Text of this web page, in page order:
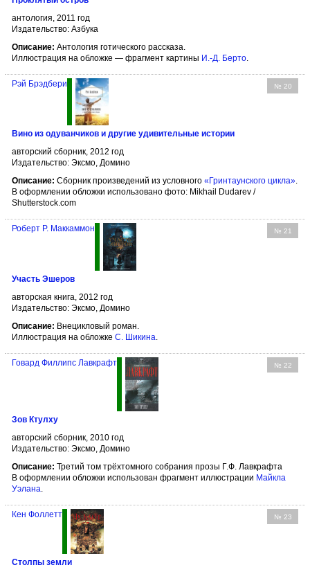
антология, 2011 год
Издательство: Азбука
Описание: Антология готического рассказа.
Иллюстрация на обложке — фрагмент картины И.-Д. Берто
№ 20
Рэй Брэдбери
Вино из одуванчиков и другие удивительные истории
авторский сборник, 2012 год
Издательство: Эксмо, Домино
Описание: Сборник произведений из условного «Гринтаунского цикла»
В оформлении обложки использовано фото: Mikhail Dudarev /
Shutterstock.com
№ 21
Роберт Р. Маккаммон
Участь Эшеров
авторская книга, 2012 год
Издательство: Эксмо, Домино
Описание: Внецикловый роман.
Иллюстрация на обложке С. Шикина.
№ 22
Говард Филлипс Лавкрафт
Зов Ктулху
авторский сборник, 2010 год
Издательство: Эксмо, Домино
Описание: Третий том трёхтомного собрания прозы Г.Ф. Лавкрафта
В оформлении обложки использован фрагмент иллюстрации Майкла
Уэлана.
№ 23
Кен Фоллетт
Столпы земли